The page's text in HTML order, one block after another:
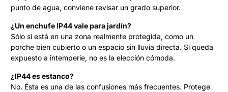
punto de agua, conviene revisar un grado superior.
¿Un enchufe IP44 vale para jardín?
Sólo si está en una zona realmente protegida, como un
porche bien cubierto o un espacio sin lluvia directa. Si queda
expuesto a intemperie, no es la elección cómoda.
¿IP44 es estanco?
No. Ésta es una de las confusiones más frecuentes. Protege